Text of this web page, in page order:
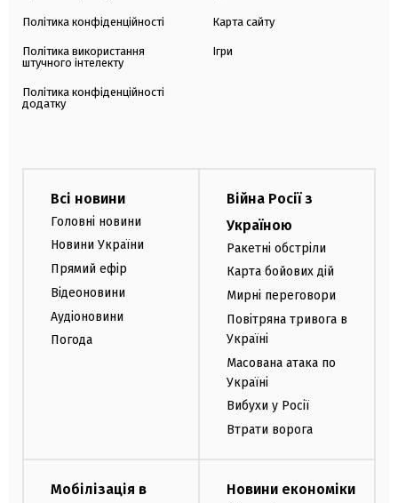
Політика конфіденційності
Політика використання
штучного інтелекту
Політика конфіденційності
додатку
Карта сайту
Ігри
Всі новини
Головні новини
Новини України
Прямий ефір
Відеоновини
Аудіоновини
Погода
Війна Росії з
Україною
Ракетні обстріли
Карта бойових дій
Мирні переговори
Повітряна тривога в
Україні
Масована атака по
Україні
Вибухи у Росії
Втрати ворога
Мобілізація в
Новини економіки